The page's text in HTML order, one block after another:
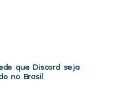
que Discord seja
no Brasil